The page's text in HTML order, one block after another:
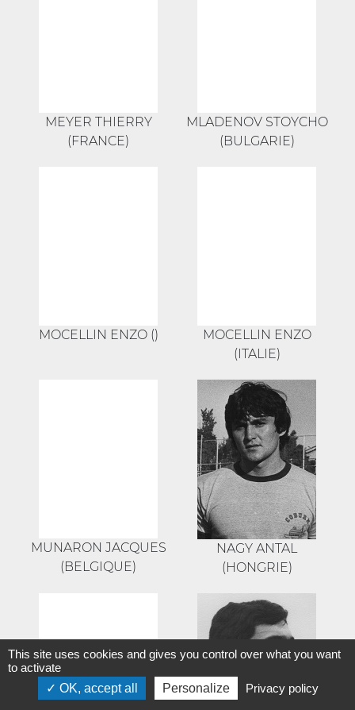
MEYER THIERRY
(FRANCE)
MLADENOV STOYCHO
(BULGARIE)
MOCELLIN ENZO ()
MOCELLIN ENZO
(ITALIE)
MUNARON JACQUES
(BELGIQUE)
NAGY ANTAL
(HONGRIE)
This site uses cookies and gives you control over what you want
to activate
OK, accept all
Personalize Privacy policy